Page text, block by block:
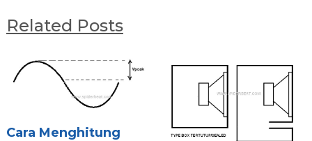
Related Posts
Cara Menghitung